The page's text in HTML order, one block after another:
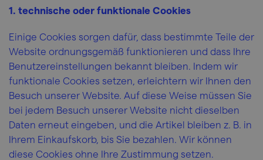
1. technische oder funktionale Cookies
Einige Cookies sorgen dafür, dass bestimmte Teile der
Website ordnungsgemäß funktionieren und dass Ihre
Benutzereinstellungen bekannt bleiben. Indem wir
funktionale Cookies setzen, erleichtern wir Ihnen den
Besuch unserer Website. Auf diese Weise müssen Sie
bei jedem Besuch unserer Website nicht dieselben
Daten erneut eingeben, und die Artikel bleiben z. B. in
Ihrem Einkaufskorb, bis Sie bezahlen. Wir können
diese Cookies ohne Ihre Zustimmung setzen.